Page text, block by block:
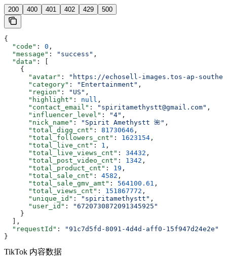
200 400 401 402 429 500
{
  "code"
: 0 ,
  "message"
: "success" ,
  "data"
: [
    {
      "avatar"
:
"https://echosell-images.tos-ap-southeast-
      "category"
: "Entertainment" ,
      "region"
: "US" ,
      "highlight"
: null ,
      "contact_email"
: "spiritamethystt@gmail.com" ,
      "influencer_level"
: "4" ,
      "nick_name"
: "Spirit Amethystt 🌺" ,
      "total_digg_cnt"
: 81730646 ,
      "total_followers_cnt"
: 1623154 ,
      "total_live_cnt"
: 1 ,
      "total_live_views_cnt"
: 34432 ,
      "total_post_video_cnt"
: 1342 ,
      "total_product_cnt"
: 19 ,
      "total_sale_cnt"
: 4582 ,
      "total_sale_gmv_amt"
: 564100.61 ,
      "total_views_cnt"
: 151867772 ,
      "unique_id"
: "spiritamethystt" ,
      "user_id"
:
"6720730872091345925"
    }
  ],
  "requestId"
:
"91c7d5fd-8091-4d4d-aff0-15f947d24e2e"
}
TikTok 内容数据